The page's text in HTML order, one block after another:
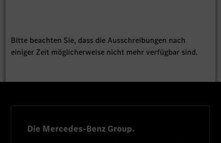
Bitte beachten Sie, dass die Ausschreibungen nach
einiger Zeit möglicherweise nicht mehr verfügbar sind.
Die Mercedes-Benz Group.